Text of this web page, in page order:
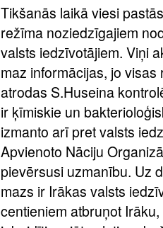
Tikšanās laikā viesi
režīma noziedzīgajiem
valsts iedzīvotājiem. Viņi
maz informācijas, jo
atrodas S.Huseina
ir ķīmiskie un
izmanto arī pret valsts
Apvienoto Nāciju
pievērsusi uzmanību. Uz
mazs ir Irākas valsts
centieniem atbruņot